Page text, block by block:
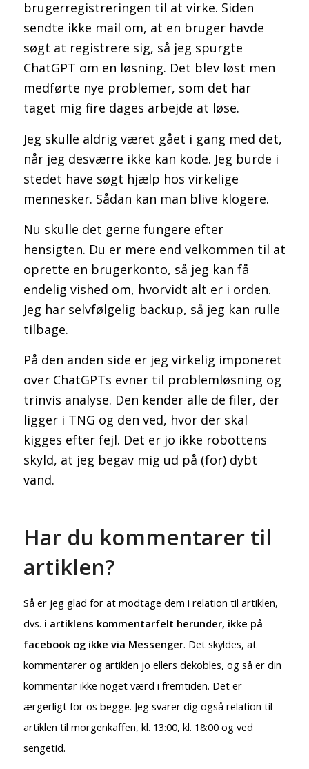
brugerregistreringen til at virke. Siden
sendte ikke mail om, at en bruger havde
søgt at registrere sig, så jeg spurgte
ChatGPT om en løsning. Det blev løst men
medførte nye problemer, som det har
taget mig fire dages arbejde at løse.
Jeg skulle aldrig været gået i gang med det,
når jeg desværre ikke kan kode. Jeg burde i
stedet have søgt hjælp hos virkelige
mennesker. Sådan kan man blive klogere.
Nu skulle det gerne fungere efter
hensigten. Du er mere end velkommen til at
oprette en brugerkonto, så jeg kan få
endelig vished om, hvorvidt alt er i orden.
Jeg har selvfølgelig backup, så jeg kan rulle
tilbage.
På den anden side er jeg virkelig imponeret
over ChatGPTs evner til problemløsning og
trinvis analyse. Den kender alle de filer, der
ligger i TNG og den ved, hvor der skal
kigges efter fejl. Det er jo ikke robottens
skyld, at jeg begav mig ud på (for) dybt
vand.
Har du kommentarer til
artiklen?
Så er jeg glad for at modtage dem i relation til artiklen,
dvs. i artiklens kommentarfelt herunder, ikke på
facebook og ikke via Messenger. Det skyldes, at
kommentarer og artiklen jo ellers dekobles, og så er din
kommentar ikke noget værd i fremtiden. Det er
ærgerligt for os begge. Jeg svarer dig også relation til
artiklen til morgenkaffen, kl. 13:00, kl. 18:00 og ved
sengetid.